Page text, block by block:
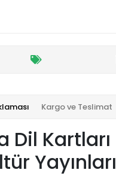
Kargo ve Teslimat
Dil Kartları
Yayınları